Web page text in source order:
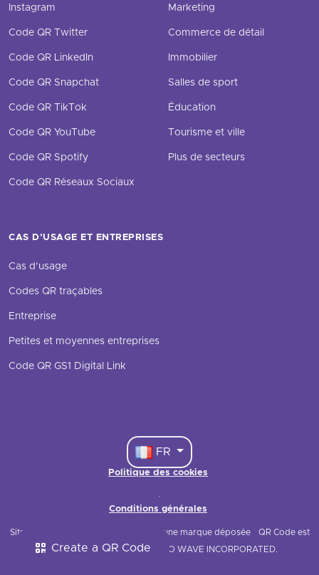
Create a QR Code
Instagram
Code QR Twitter
Code QR LinkedIn
Code QR Snapchat
Code QR TikTok
Code QR YouTube
Code QR Spotify
Code QR Réseaux Sociaux
Marketing
Commerce de détail
Immobilier
Salles de sport
Éducation
Tourisme et ville
Plus de secteurs
CAS D’USAGE ET ENTREPRISES
Cas d’usage
Codes QR traçables
Entreprise
Petites et moyennes entreprises
Code QR GS1 Digital Link
Site web © 2021 QRStuff QRStuff est une marque déposée
QR Code est
une marque déposée de DENSO WAVE INCORPORATED.
Conditions générales
·
Politique des cookies
FR